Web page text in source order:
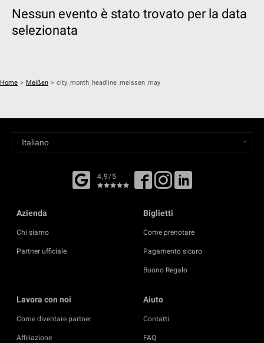
Nessun evento è stato trovato per la data
selezionata
Home > Meißen > city_month_headline_meissen_may
4,9/5
Azienda
Chi siamo
Partner ufficiale
Biglietti
Come prenotare
Pagamento sicuro
Buono Regalo
Lavora con noi
Come diventare partner
Affiliazione
Aiuto
Contatti
FAQ